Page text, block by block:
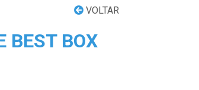
VOLTAR
BEST BOX